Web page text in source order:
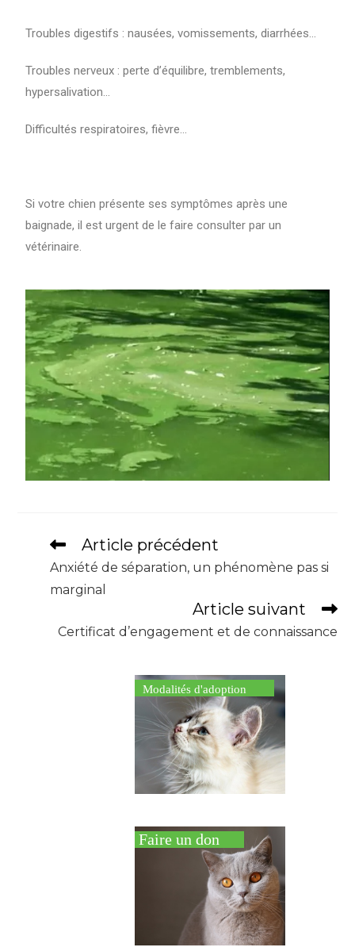
Troubles digestifs : nausées, vomissements, diarrhées…
Troubles nerveux : perte d’équilibre, tremblements,
hypersalivation…
Difficultés respiratoires, fièvre…
Si votre chien présente ses symptômes après une
baignade, il est urgent de le faire consulter par un
vétérinaire.
Article précédent
Anxiété de séparation, un phénomène pas si
marginal
Article suivant
Certificat d’engagement et de connaissance